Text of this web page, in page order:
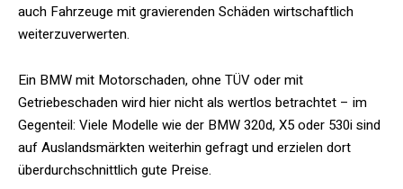
auch Fahrzeuge mit gravierenden Schäden wirtschaftlich
weiterzuverwerten.
Ein BMW mit Motorschaden, ohne TÜV oder mit
Getriebeschaden wird hier nicht als wertlos betrachtet – im
Gegenteil: Viele Modelle wie der BMW 320d, X5 oder 530i sind
auf Auslandsmärkten weiterhin gefragt und erzielen dort
überdurchschnittlich gute Preise.